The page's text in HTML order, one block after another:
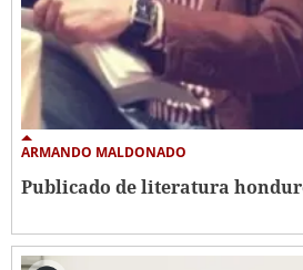
ARMANDO MALDONADO
Publicado de literatura